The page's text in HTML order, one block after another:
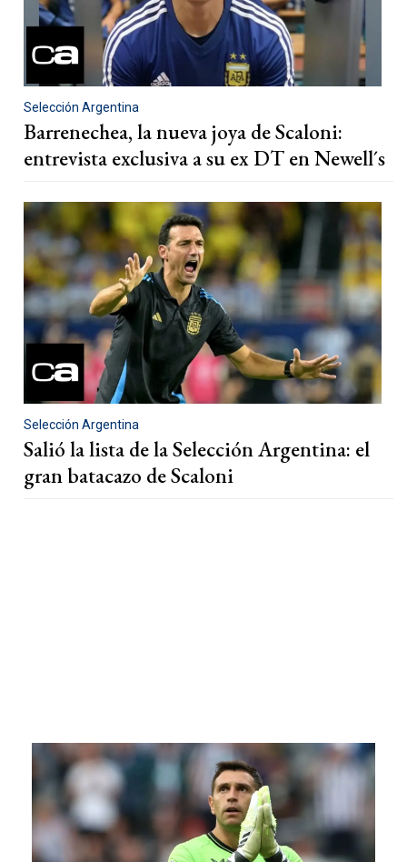
Selección Argentina
Barrenechea, la nueva joya de Scaloni:
entrevista exclusiva a su ex DT en Newell´s
Selección Argentina
Salió la lista de la Selección Argentina: el
gran batacazo de Scaloni